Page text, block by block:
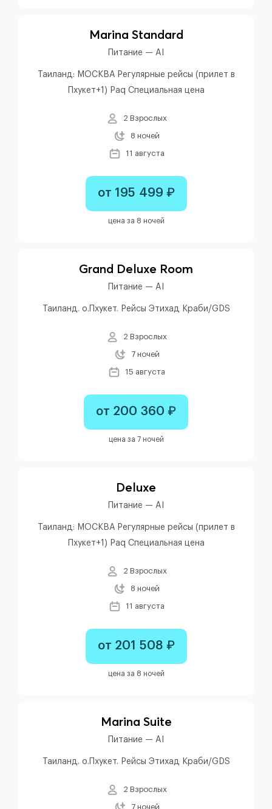
Marina Standard
Питание — AI
Таиланд: МОСКВА Регулярные рейсы (прилет в
Пхукет+1) Paq Специальная цена
2 Взрослых
8 ночей
11 августа
от 195 499 ₽
цена за 8 ночей
Grand Deluxe Room
Питание — AI
Таиланд. о.Пхукет. Рейсы Этихад Краби/GDS
2 Взрослых
7 ночей
15 августа
от 200 360 ₽
цена за 7 ночей
Deluxe
Питание — AI
Таиланд: МОСКВА Регулярные рейсы (прилет в
Пхукет+1) Paq Специальная цена
2 Взрослых
8 ночей
11 августа
от 201 508 ₽
цена за 8 ночей
Marina Suite
Питание — AI
Таиланд. о.Пхукет. Рейсы Этихад Краби/GDS
2 Взрослых
7 ночей